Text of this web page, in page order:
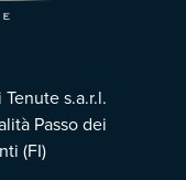
s.a.r.l.
Passo dei
(FI)